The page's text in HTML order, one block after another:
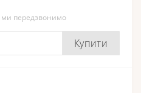
ми передзвонимо
Купити